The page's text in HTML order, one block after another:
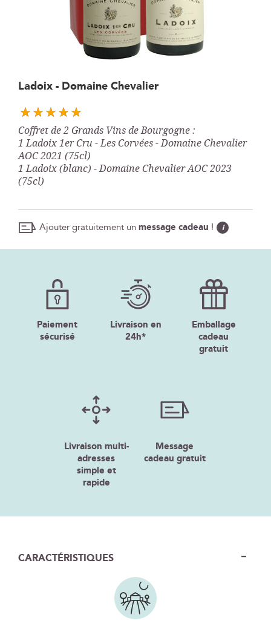
Skip
the
beginning
of
the
images
gallery
Ladoix - Domaine Chevalier
Coffret de 2 Grands Vins de Bourgogne :
1 Ladoix 1er Cru - Les Corvées - Domaine Chevalier
AOC 2021 (75cl)
1 Ladoix (blanc) - Domaine Chevalier AOC 2023
(75cl)
Ajouter gratuitement unmessage cadeau ! i
Paiement
sécurisé
Livraison en
24h*
Emballage
cadeau
gratuit
Livraison multi-
adresses
simple et
rapide
Message
cadeau gratuit
CARACTÉRISTIQUES